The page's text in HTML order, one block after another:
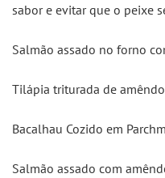
sabor e evitar que o peixe
Salmão assado no forno
Tilápia triturada de
Bacalhau Cozido em
Salmão assado com